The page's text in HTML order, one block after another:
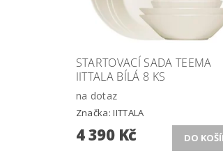
STARTOVACÍ SADA TEEMA
IITTALA BÍLÁ 8 KS
na dotaz
Značka:IITTALA
4 390 Kč